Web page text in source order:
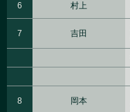
6 村上
7 吉田
8 岡本